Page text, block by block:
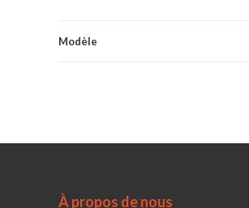
Modèle
À propos de nous